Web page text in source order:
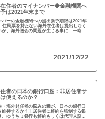
住者のマイナンバー◆金融機関へ
は2021年末まで
バーの金融機関への提出猶予期限は2021年
住民票を持たない海外在住者は提出しなく
が、海外送金の問題が生じる事に…一時帰
2021/12/22
者の日本の銀行口座：非居住者サ
使えるのか？
・海外赴任者の悩みの種が、日本の銀行口
維持するか？非居住者に解約を強制する銀
、ゆうちょ銀行も解約もしくは代理人設定